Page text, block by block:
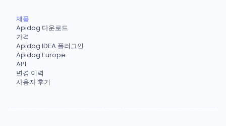
제품
Apidog 다운로드
가격
Apidog IDEA 플러그인
Apidog Europe
API
변경 이력
사용자 후기